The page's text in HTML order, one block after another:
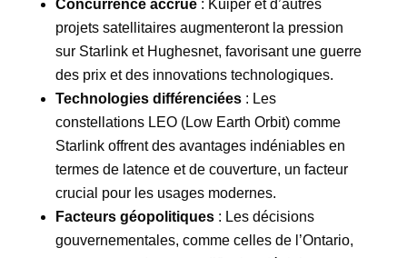
Concurrence accrue: Kuiper et d’autres
projets satellitaires augmenteront la pression
sur Starlink et Hughesnet, favorisant une guerre
des prix et des innovations technologiques.
Technologies différenciées: Les
constellations LEO (Low Earth Orbit) comme
Starlink offrent des avantages indéniables en
termes de latence et de couverture, un facteur
crucial pour les usages modernes.
Facteurs géopolitiques: Les décisions
gouvernementales, comme celles de l’Ontario,